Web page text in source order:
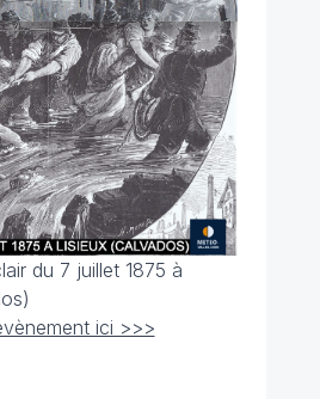
du 7 juillet 1875 à
ici >>>